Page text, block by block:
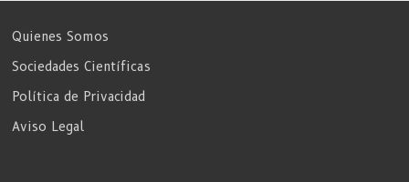
Quienes Somos
Sociedades Científicas
Política de Privacidad
Aviso Legal